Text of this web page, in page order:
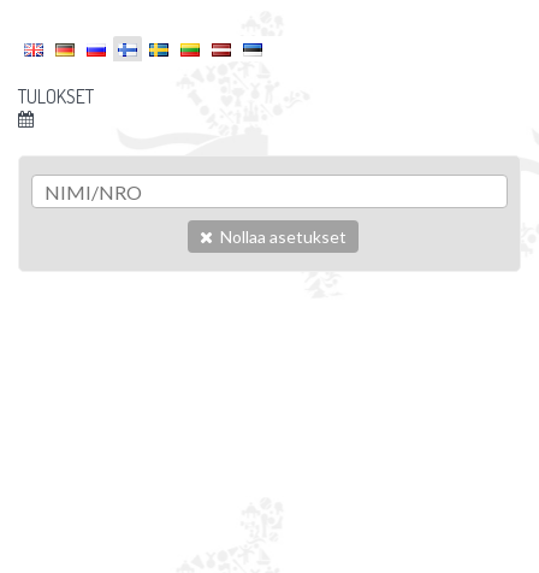
TULOKSET
Nollaa asetukset